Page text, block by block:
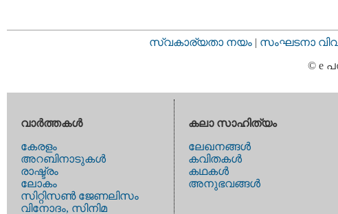
സ്വകാര്യതാ നയം | സംഘടനാ
© e
വാര്‍ത്തകള്‍
കേരളം
അറബിനാടുകള്‍
രാഷ്ട്രം
ലോകം
സിറ്റിസണ്‍ ജേണലിസം
വിനോദം, സിനിമ
കലാ സാഹിത്യം
ലേഖനങ്ങള്‍
കവിതകള്‍
കഥകള്‍
അനുഭവങ്ങള്‍